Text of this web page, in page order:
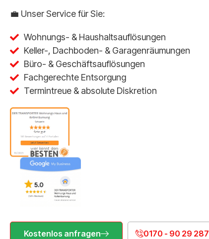
💼 Unser Service für Sie:
Wohnungs- & Haushaltsauflösungen
Keller-, Dachboden- & Garagenräumungen
Büro- & Geschäftsauflösungen
Fachgerechte Entsorgung
Termintreue & absolute Diskretion
Kostenlos anfragen 0170 - 90 29 287